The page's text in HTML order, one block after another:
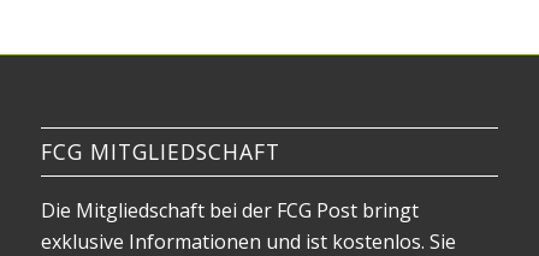
FCG MITGLIEDSCHAFT
Die Mitgliedschaft bei der FCG Post bringt
exklusive Informationen und ist kostenlos. Sie